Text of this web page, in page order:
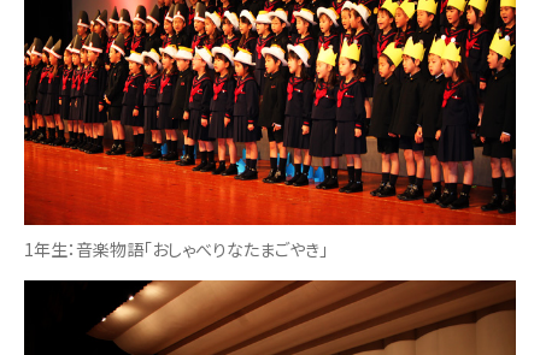
1年生：音楽物語「おしゃべりなたまごやき」